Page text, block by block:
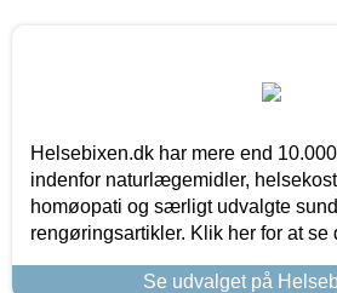
Helsebixen.dk har mere end
indenfor naturlægemidler,
homøopati og særligt udvalgte
rengøringsartikler. Klik her for at se
Se udvalget på